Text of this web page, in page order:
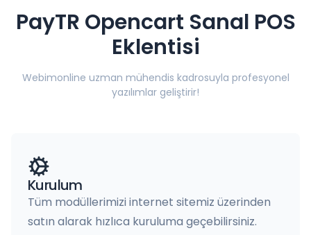
PayTR Opencart Sanal POS
Eklentisi
Webimonline uzman mühendis kadrosuyla profesyonel
yazılımlar geliştirir!
Kurulum
Tüm modüllerimizi internet sitemiz üzerinden
satın alarak hızlıca kuruluma geçebilirsiniz.